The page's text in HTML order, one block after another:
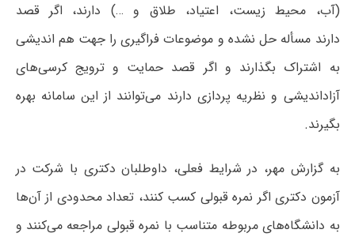
(آب، محیط زیست، اعتیاد، طلاق و …) دارند، اگر قصد
دارند مسأله حل نشده و موضوعات فراگیری را جهت هم اندیشی
به اشتراک بگذارند و اگر قصد حمایت و ترویج کرسی‌های
آزاداندیشی و نظریه پردازی دارند می‌توانند از این سامانه بهره
بگیرند.
به گزارش مهر، در شرایط فعلی، داوطلبان دکتری با شرکت در
آزمون دکتری اگر نمره قبولی کسب کنند، تعداد محدودی از آن‌ها
به دانشگاه‌های مربوطه متناسب با نمره قبولی مراجعه می‌کنند و